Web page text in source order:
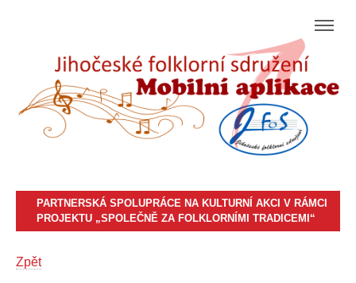
PARTNERSKÁ SPOLUPRÁCE NA KULTURNÍ AKCI V RÁMCI
PROJEKTU „SPOLEČNĚ ZA FOLKLORNÍMI TRADICEMI“
Zpět